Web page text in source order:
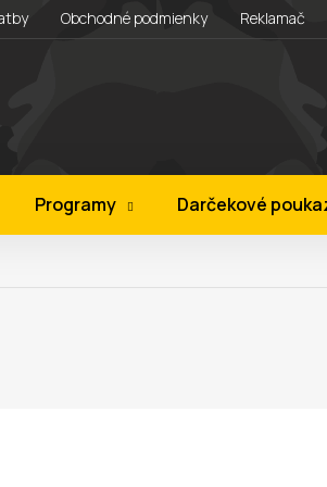
Obchodné podmienky Reklamačný
Programy Darčekové